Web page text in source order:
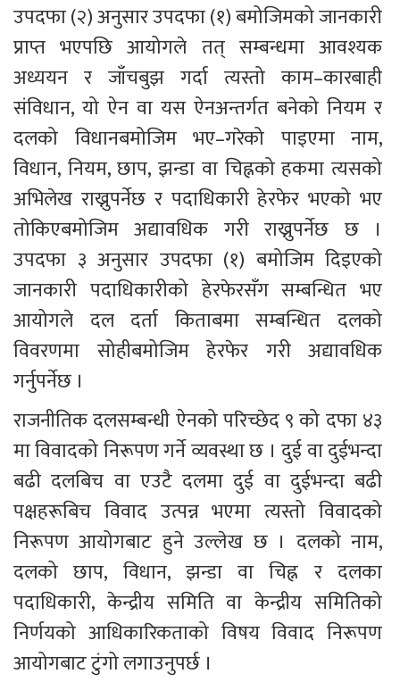
उपदफा (२) अनुसार उपदफा (१) बमोजिमको जानकारी
प्राप्त भएपछि आयोगले तत् सम्बन्धमा आवश्यक
अध्ययन र जाँचबुझ गर्दा त्यस्तो काम–कारबाही
संविधान, यो ऐन वा यस ऐनअन्तर्गत बनेको नियम र
दलको विधानबमोजिम भए–गरेको पाइएमा नाम,
विधान, नियम, छाप, झन्डा वा चिह्नको हकमा त्यसको
अभिलेख राख्नुपर्नेछ र पदाधिकारी हेरफेर भएको भए
तोकिएबमोजिम अद्यावधिक गरी राख्नुपर्नेछ छ ।
उपदफा ३ अनुसार उपदफा (१) बमोजिम दिइएको
जानकारी पदाधिकारीको हेरफेरसँग सम्बन्धित भए
आयोगले दल दर्ता किताबमा सम्बन्धित दलको
विवरणमा सोहीबमोजिम हेरफेर गरी अद्यावधिक
गर्नुपर्नेछ ।
राजनीतिक दलसम्बन्धी ऐनको परिच्छेद ९ को दफा ४३
मा विवादको निरूपण गर्ने व्यवस्था छ । दुई वा दुईभन्दा
बढी दलबिच वा एउटै दलमा दुई वा दुईभन्दा बढी
पक्षहरूबिच विवाद उत्पन्न भएमा त्यस्तो विवादको
निरूपण आयोगबाट हुने उल्लेख छ । दलको नाम,
दलको छाप, विधान, झन्डा वा चिह्न र दलका
पदाधिकारी, केन्द्रीय समिति वा केन्द्रीय समितिको
निर्णयको आधिकारिकताको विषय विवाद निरूपण
आयोगबाट टुंगो लगाउनुपर्छ ।